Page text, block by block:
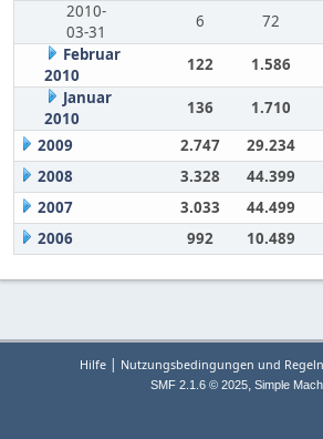
2010-
03-31
6 72
Februar
2010
122 1.586
Januar
2010
136 1.710
2009
2.747 29.234
2008
3.328 44.399
2007
3.033 44.499
2006
992 10.489
Hilfe | Nutzungsbedingungen und Regeln
SMF 2.1.6 © 2025, Simple